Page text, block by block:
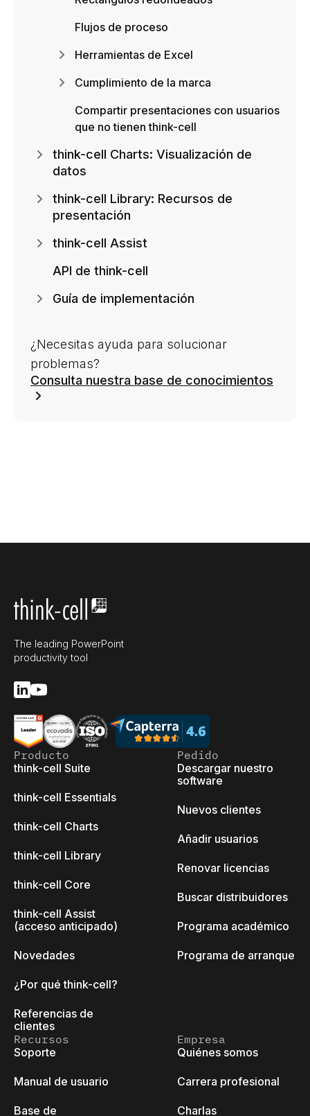
Flujos de proceso
Herramientas de Excel
Cumplimiento de la marca
Compartir presentaciones con usuarios
que no tienen think-cell
think-cell Charts: Visualización de
datos
think-cell Library: Recursos de
presentación
think-cell Assist
API de think-cell
Guía de implementación
¿Necesitas ayuda para solucionar
problemas?
Consulta nuestra base de conocimientos
The leading PowerPoint
productivity tool
Producto
think-cell Suite
think-cell Essentials
think-cell Charts
think-cell Library
think-cell Core
think-cell Assist
(acceso anticipado)
Novedades
¿Por qué think-cell?
Referencias de
clientes
Pedido
Descargar nuestro
software
Nuevos clientes
Añadir usuarios
Renovar licencias
Buscar distribuidores
Programa académico
Programa de arranque
Recursos
Soporte
Manual de usuario
Base de
Empresa
Quiénes somos
Carrera profesional
Charlas